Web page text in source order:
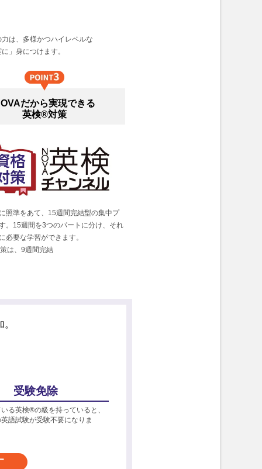
は、多様かつハイレベルな
」身につけます。
だから実現できる
英検®対策
照準をあて、15週間完結型の集中プ
。15週間を3つのパートに分け、それ
必要な学習ができます。
は、9週間完結
受験免除
る英検®の級を持っていると、
語試験が受験不要になりま